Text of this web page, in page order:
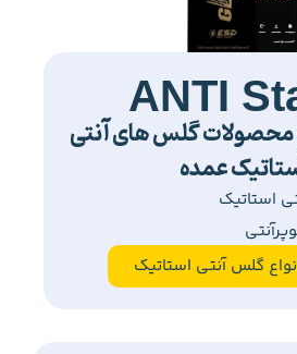
ANTI
گلس های آنتی
عمده
استاتیک
گلس آنتی استاتیک